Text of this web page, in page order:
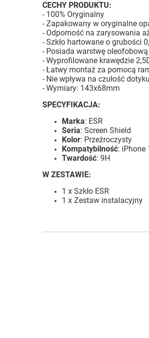
CECHY PRODUKTU:
- 100% Oryginalny
- Zapakowany w oryginalne
- Odporność na zarysowania
- Szkło hartowane o grubości
- Posiada warstwę oleofobową
- Wyprofilowane krawędzie
- Łatwy montaż za pomocą
- Nie wpływa na czułość dotyku
- Wymiary: 143x68mm
SPECYFIKACJA:
Marka: ESR
Seria: Screen Shield
Kolor: Przeźroczysty
Kompatybilność: iPhone
Twardość: 9H
W ZESTAWIE:
1 x Szkło ESR
1 x Zestaw instalacyjny